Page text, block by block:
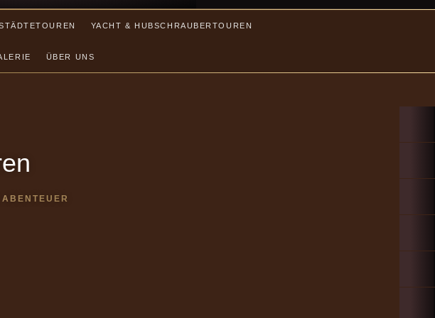
YACHT & HUBSCHRAUBERTOUREN
ÜBER UNS